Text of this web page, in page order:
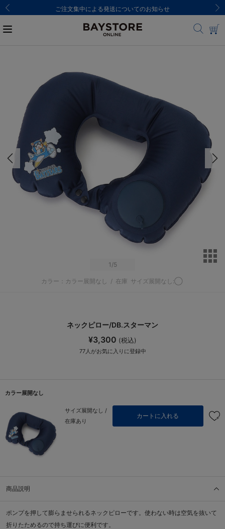
ご注文集中による発送についてのお知らせ
1 /5
カラー：カラー展開なし / 在庫 サイズ展開なし:◯
ネックピロー/DB.スターマン
¥3,300 (税込)
77人がお気に入りに登録中
カラー展開なし
サイズ展開なし /
在庫あり
カートに入れる
商品説明
ポンプを押して膨らませられるネックピローです。使わない時は空気を抜いて
折りたためるので持ち運びに便利です。